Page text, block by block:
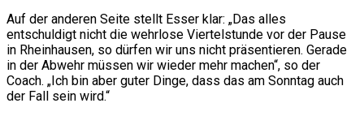
Auf der anderen Seite stellt Esser klar: „Das alles
entschuldigt nicht die wehrlose Viertelstunde vor der Pause
in Rheinhausen, so dürfen wir uns nicht präsentieren. Gerade
in der Abwehr müssen wir wieder mehr machen“, so der
Coach. „Ich bin aber guter Dinge, dass das am Sonntag auch
der Fall sein wird.“